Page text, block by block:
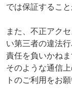
では保証すること
また、不正アク
い第三者の違法
責任を負いかねま
そのような通信
トのご利用をお